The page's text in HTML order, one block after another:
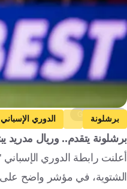
Getty Images
برشلونة الدوري الإسباني
برشلونة يتقدم.. وريال مدريد
الشتوية، في مؤشر واضح على